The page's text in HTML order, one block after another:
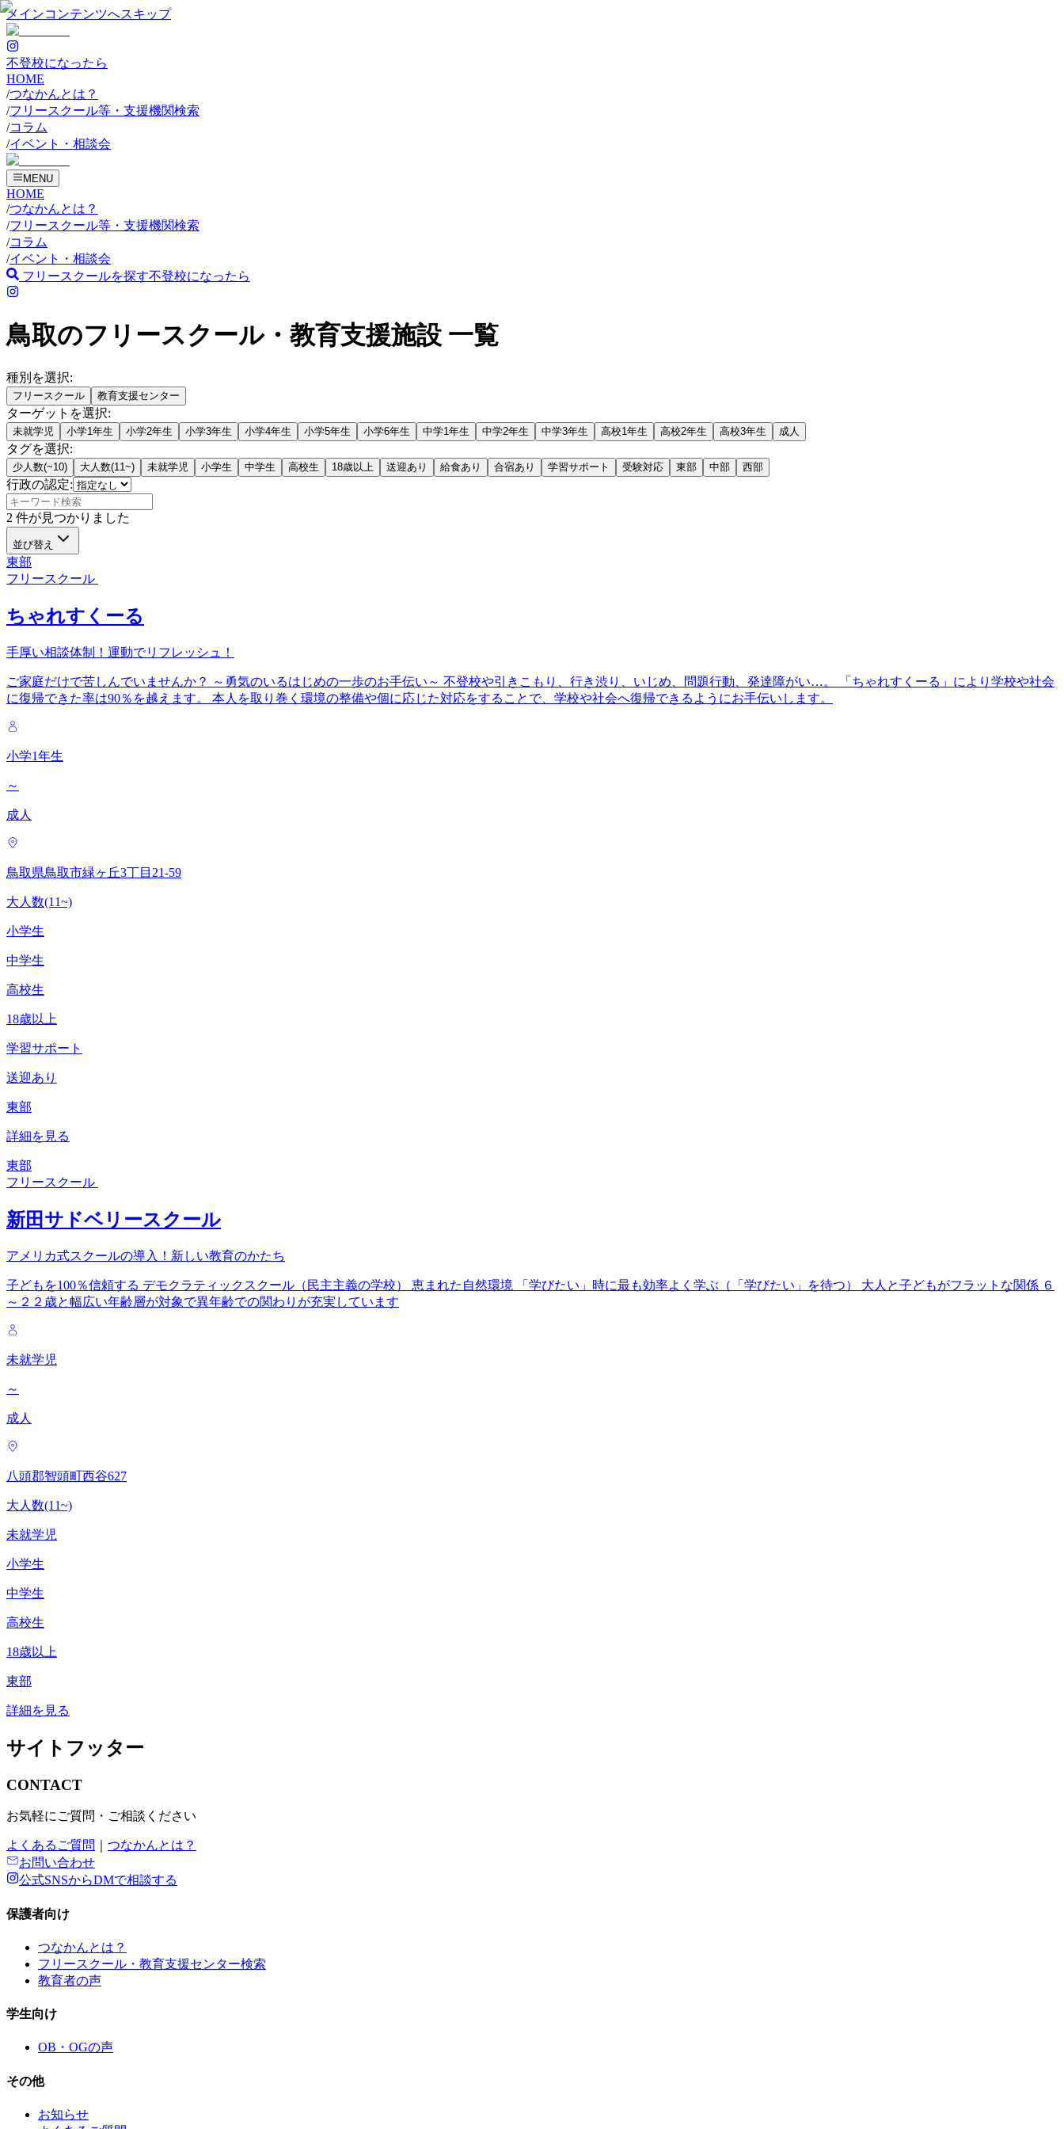
メインコンテンツへスキップ
不登校になったら
HOME
/つなかんとは？
/フリースクール等・支援機関検索
/コラム
/イベント・相談会
MENU
HOME
/つなかんとは？
/フリースクール等・支援機関検索
/コラム
/イベント・相談会
フリースクールを探す不登校になったら
鳥取のフリースクール・教育支援施設 一覧
種別を選択:
フリースクール 教育支援センター
ターゲットを選択:
未就学児 小学1年生 小学2年生 小学3年生 小学4年生 小学5年生 小学6年生 中学1年生 中学2年生 中学3年生 高校1年生 高校2年生 高校3年生 成人
タグを選択:
少人数(~10) 大人数(11~) 未就学児 小学生 中学生 高校生 18歳以上 送迎あり 給食あり 合宿あり 学習サポート 受験対応 東部 中部 西部
行政の認定:
2 件が見つかりました
並び替え
東部
フリースクール
ちゃれすくーる
手厚い相談体制！運動でリフレッシュ！
ご家庭だけで苦しんでいませんか？ ～勇気のいるはじめの一歩のお手伝い～ 不登校や引きこもり、行き渋り、いじめ、問題行動、発達障がい…。 「ちゃれすくーる」により学校や社会
に復帰できた率は90％を越えます。 本人を取り巻く環境の整備や個に応じた対応をすることで、学校や社会へ復帰できるようにお手伝いします。
小学1年生
～
成人
鳥取県鳥取市緑ヶ丘3丁目21-59
大人数(11~)
小学生
中学生
高校生
18歳以上
学習サポート
送迎あり
東部
詳細を見る
東部
フリースクール
新田サドベリースクール
アメリカ式スクールの導入！新しい教育のかたち
子どもを100％信頼する デモクラティックスクール（民主主義の学校） 恵まれた自然環境 「学びたい」時に最も効率よく学ぶ（「学びたい」を待つ） 大人と子どもがフラットな関係 ６
～２２歳と幅広い年齢層が対象で異年齢での関わりが充実しています
未就学児
～
成人
八頭郡智頭町西谷627
大人数(11~)
未就学児
小学生
中学生
高校生
18歳以上
東部
詳細を見る
サイトフッター
CONTACT
お気軽にご質問・ご相談ください
よくあるご質問
つなかんとは？
お問い合わせ
公式SNSからDMで相談する
保護者向け
つなかんとは？
フリースクール・教育支援センター検索
教育者の声
学生向け
OB・OGの声
その他
お知らせ